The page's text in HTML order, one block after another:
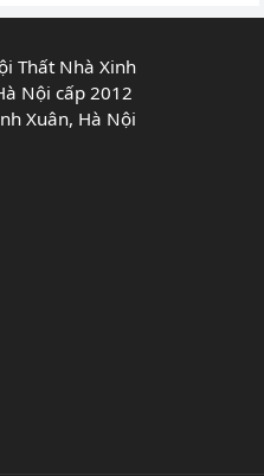
Thất Nhà Xinh
Nội cấp 2012
Xuân, Hà Nội